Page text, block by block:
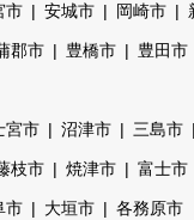
市 安城市 岡崎市
郡市 豊橋市 豊田市
宮市 沼津市 三島市
枝市 焼津市 富士市
市 大垣市 各務原市